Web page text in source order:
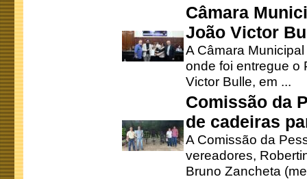
Câmara
João Victor
A Câmara
onde foi entregue o
Victor Bulle, em ...
Comissão da
de cadeiras
A Comissão da
vereadores,
Bruno Zancheta